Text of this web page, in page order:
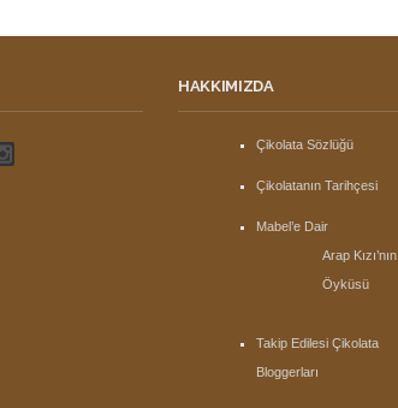
HAKKIMIZDA
Çikolata Sözlüğü
Çikolatanın Tarihçesi
Mabel’e Dair
Arap Kızı’nın
Öyküsü
Takip Edilesi Çikolata
Bloggerları